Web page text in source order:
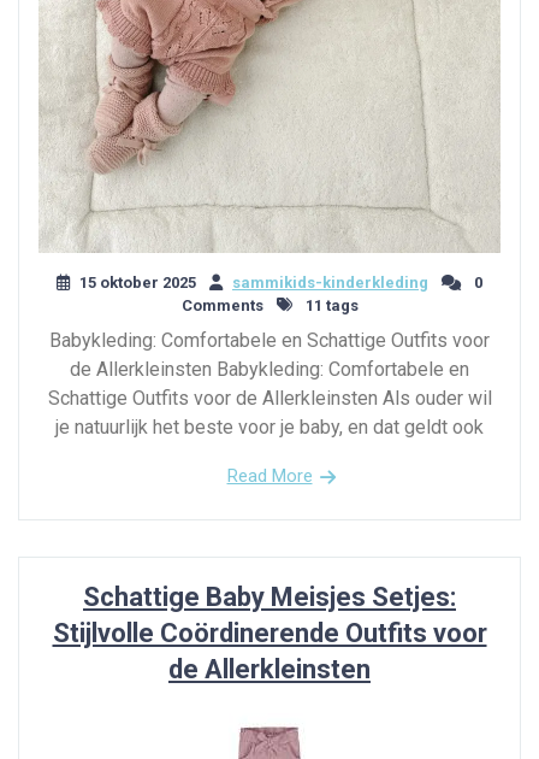
15 oktober 2025 sammikids-kinderkleding
0
Comments
11 tags
Babykleding: Comfortabele en Schattige Outfits voor
de Allerkleinsten Babykleding: Comfortabele en
Schattige Outfits voor de Allerkleinsten Als ouder wil
je natuurlijk het beste voor je baby, en dat geldt ook
Read More
Schattige Baby Meisjes Setjes:
Stijlvolle Coördinerende Outfits voor
de Allerkleinsten